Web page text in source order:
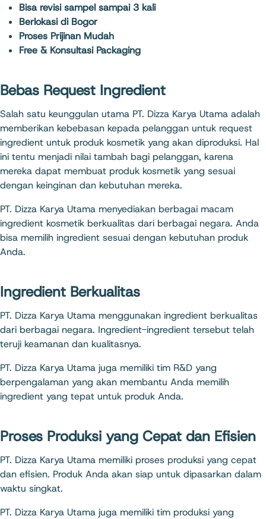
Bisa revisi sampel sampai 3 kali
Berlokasi di Bogor
Proses Prijinan Mudah
Free & Konsultasi Packaging
Bebas Request Ingredient
Salah satu keunggulan utama PT. Dizza Karya Utama adalah
memberikan kebebasan kepada pelanggan untuk request
ingredient untuk produk kosmetik yang akan diproduksi. Hal
ini tentu menjadi nilai tambah bagi pelanggan, karena
mereka dapat membuat produk kosmetik yang sesuai
dengan keinginan dan kebutuhan mereka.
PT. Dizza Karya Utama menyediakan berbagai macam
ingredient kosmetik berkualitas dari berbagai negara. Anda
bisa memilih ingredient sesuai dengan kebutuhan produk
Anda.
Ingredient Berkualitas
PT. Dizza Karya Utama menggunakan ingredient berkualitas
dari berbagai negara. Ingredient-ingredient tersebut telah
teruji keamanan dan kualitasnya.
PT. Dizza Karya Utama juga memiliki tim R&D yang
berpengalaman yang akan membantu Anda memilih
ingredient yang tepat untuk produk Anda.
Proses Produksi yang Cepat dan Efisien
PT. Dizza Karya Utama memiliki proses produksi yang cepat
dan efisien. Produk Anda akan siap untuk dipasarkan dalam
waktu singkat.
PT. Dizza Karya Utama juga memiliki tim produksi yang